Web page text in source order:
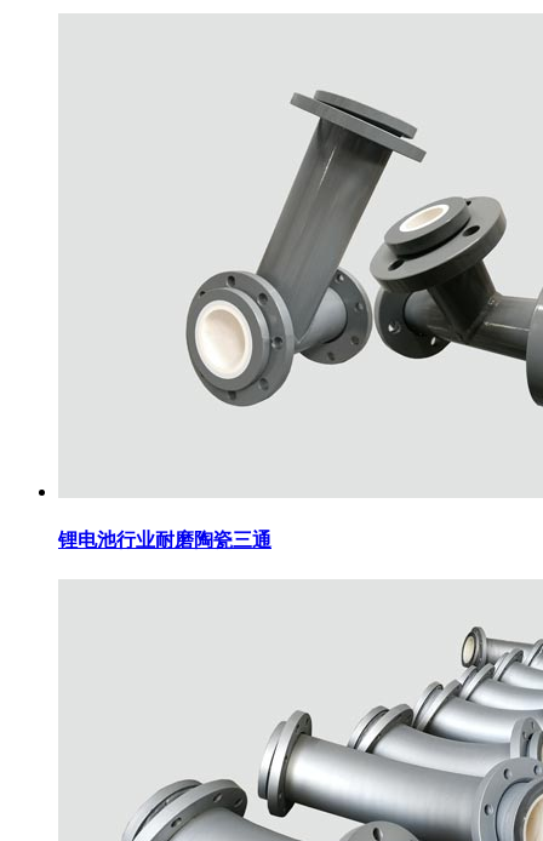
锂电池行业耐磨陶瓷三通